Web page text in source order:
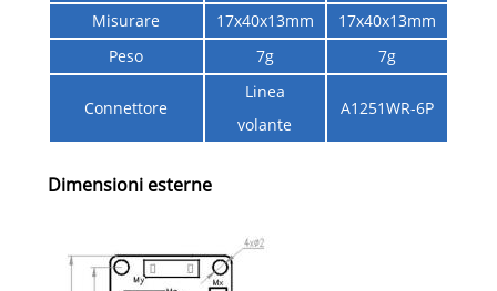
Misurare
17x40x13mm
17x40x13mm
Peso
7g 7g
Connettore
Linea
volante
A1251WR-6P
Dimensioni esterne